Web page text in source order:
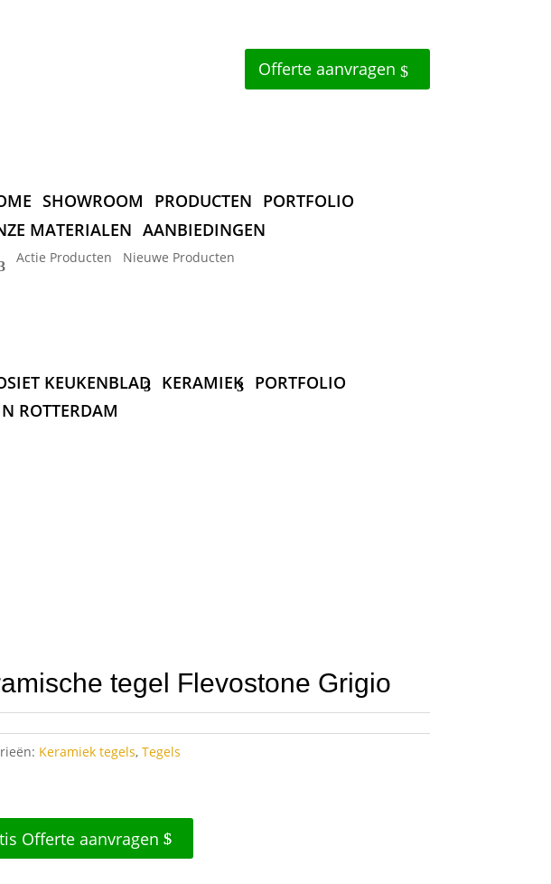
Offerte aanvragen
SHOWROOM PRODUCTEN PORTFOLIO
MATERIALEN AANBIEDINGEN
Actie Producten Nieuwe Producten
KEUKENBLAD KERAMIEK PORTFOLIO
ROTTERDAM
tegel Flevostone Grigio
Keramiek tegels,Tegels
Offerte aanvragen